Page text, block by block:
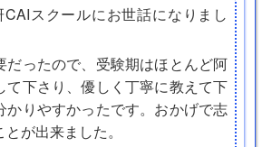
スクールにお世話になりまし
だったので、受験期はほとんど阿
て下さり、優しく丁寧に教えて下
かりやすかったです。おかげで志
が出来ました。